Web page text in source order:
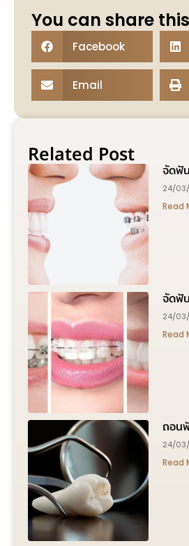
You can share
Facebook
Email
Related Post
จัดฟั
24/
Read
จัดฟั
24/
Read
ถอน
24/
Read